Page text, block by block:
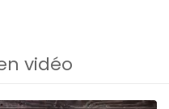
vidéo